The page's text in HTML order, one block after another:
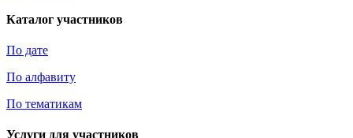
Каталог участников
По дате
По алфавиту
По тематикам
Услуги для участников